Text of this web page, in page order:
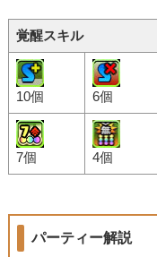
覚醒スキル
10個 6個
7個 4個
パーティー解説